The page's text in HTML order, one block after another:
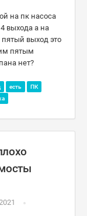
на пк насоса
выхода а на
выход это
пятым
нет?
есть
ПК